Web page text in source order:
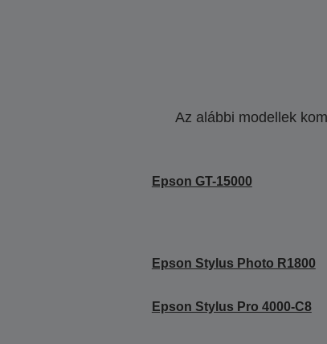
Az alábbi modellek
Epson GT-15000
Epson Stylus Photo R1800
Epson Stylus Pro 4000-C8